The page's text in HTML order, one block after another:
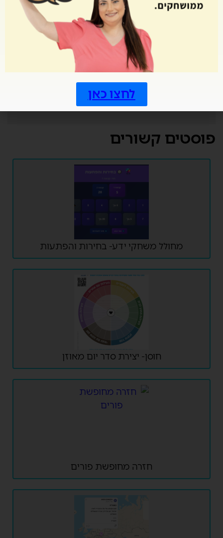
שמור בדפדפן זה את השם, האימייל והאתר שלי לפעם
פוסטים קשורים
מחולל משחקי ידע- בחירות והפתעות
חוסן- יצירת סדר יום מאוזן
חזרה מחופשת פורים
לחצו כאן